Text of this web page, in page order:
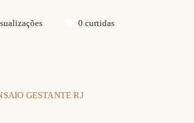
0 curtidas
GESTANTE RJ